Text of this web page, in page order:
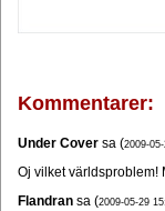
Kommentarer:
Under Cover sa (2009-
Oj vilket världsproblem!
Flandran sa (2009-05-29